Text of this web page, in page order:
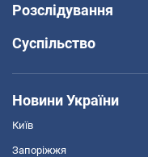
Розслідування
Суспільство
Новини України
Київ
Запоріжжя